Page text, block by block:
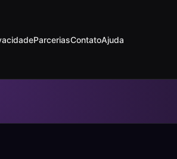
ParceriasContatoAjuda